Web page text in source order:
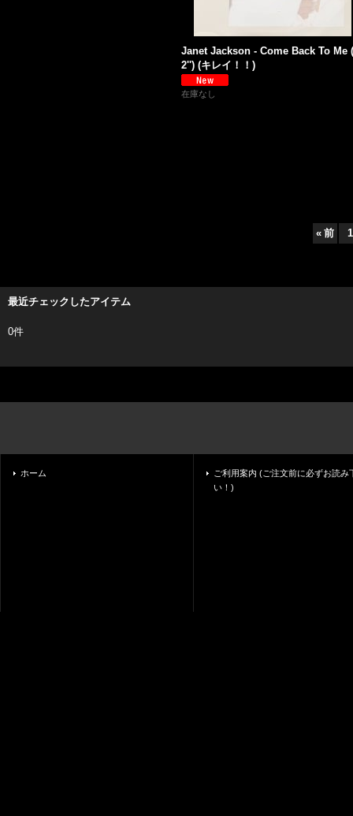
Janet Jackson - Come Back To Me
2'') (キレイ！！)
在庫なし
« 前 1
最近チェックしたアイテム
0件
ホーム
ご利用案内 (ご注文前に必ずお読み
い！)